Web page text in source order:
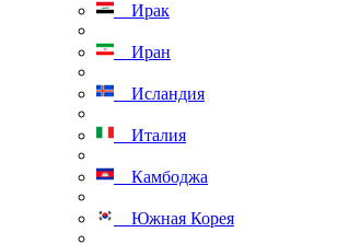
Ирак
Иран
Исландия
Италия
Камбоджа
Южная Корея